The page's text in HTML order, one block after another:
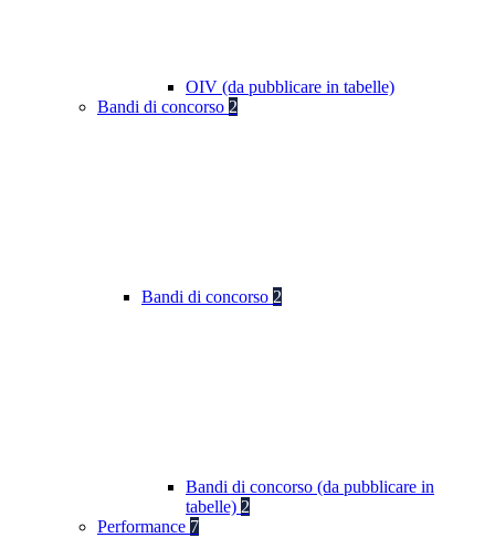
OIV (da pubblicare in tabelle)
Bandi di concorso 2
Bandi di concorso 2
Bandi di concorso (da pubblicare in
tabelle) 2
Performance 7